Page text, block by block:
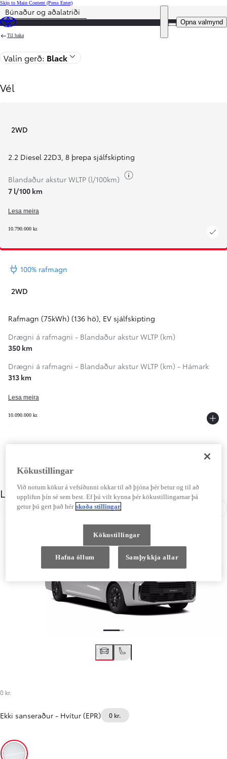
Skip to Main Content (Press Enter)
DEALER NAME
Opna valmynd
Price is updated The price of your configuration is 10.790.000 kr.
Búnaður og aðalatriði
Til baka
Valin gerð: Black
Vél
2WD
2.2 Diesel 22D3, 8 þrepa sjálfskipting
Blandaður akstur WLTP (l/100km)
7 l/100 km
Lesa meira
10.790.000 kr.
100% rafmagn
2WD
Rafmagn (75kWh) (136 hö), EV sjálfskipting
Drægni á rafmagni - Blandaður akstur WLTP (km)
350 km
Drægni á rafmagni - Blandaður akstur WLTP (km) - Hámark
313 km
Lesa meira
10.090.000 kr.
Litur
Til baka
0 kr.
Ekki sanseraður - Hvítur (EPR) 0 kr.
Kökustillingar
Við notum kökur á vefsíðunni okkar til að þjóna þér betur og til að
upplifun þín sé sem best. Ef þú vilt kynna þér kökustillingarnar þá
getur þú gert það hér skoða stillingar
Kökustillingar
Hafna öllum Samþykkja allar